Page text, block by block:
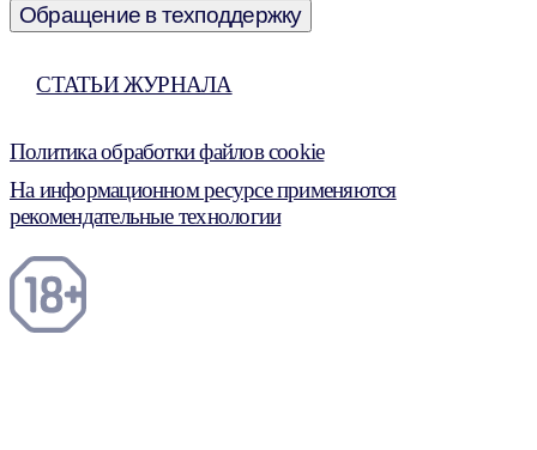
Обращение в техподдержку
СТАТЬИ ЖУРНАЛА
Политика обработки файлов cookie
На информационном ресурсе применяются
рекомендательные технологии